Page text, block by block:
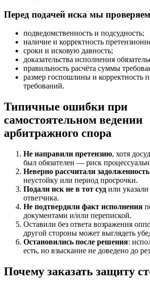
Перед подачей иска мы проверяем
подведомственность и подсудность;
наличие и корректность
сроки и исковую давность;
доказательства исполнения
правильность расчёта суммы
размер госпошлины и корректность
требований.
Типичные ошибки при
самостоятельном ведении
арбитражного спора
Не направили претензию, хотя
был обязателен — риск
Неверно рассчитали задолженность
неустойку или период просрочки.
Подали иск не в тот суд или
ответчика.
Не подтвердили факт исполнения
документами и/или перепиской.
Оставили без ответа возражения
другой стороны может выглядеть
Остановились после решения:
есть, но взыскание не доведено до
Почему заказать защиту